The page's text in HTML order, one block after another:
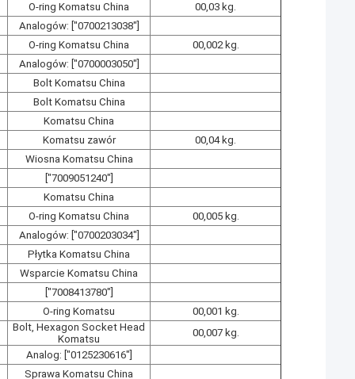
O-ring Komatsu China
00,03 kg.
Analogów: ["0700213038"]
O-ring Komatsu China
00,002 kg.
Analogów: ["0700003050"]
Bolt Komatsu China
Bolt Komatsu China
Komatsu China
Komatsu zawór
00,04 kg.
Wiosna Komatsu China
["7009051240"]
Komatsu China
O-ring Komatsu China
00,005 kg.
Analogów: ["0700203034"]
Płytka Komatsu China
Wsparcie Komatsu China
["7008413780"]
O-ring Komatsu
00,001 kg.
Bolt, Hexagon Socket Head
Komatsu
00,007 kg.
Analog: ["0125230616"]
Sprawa Komatsu China